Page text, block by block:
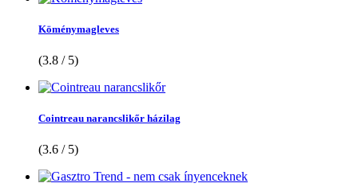
Köménymagleves
(3.8 / 5)
Cointreau narancslikőr házilag
(3.6 / 5)